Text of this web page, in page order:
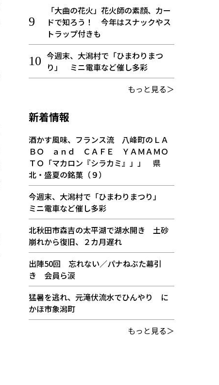
「大曲の花火」花火師の素顔、カー
ドで知ろう！ 今年はスナックやス
トラップ付きも
今週末、大潟村で「ひまわりまつ
り」 ミニ電車など催し多彩
もっと見る＞
新着情報
酒かす風味、フランス流 八峰町のＬＡ
ＢＯ ａｎｄ ＣＡＦＥ ＹＡＭＡＭＯ
ＴＯ「マカロン『シラカミ』」」 県
北・盛夏の銘菓（９）
今週末、大潟村で「ひまわりまつり」
ミニ電車など催し多彩
北秋田市森吉の太平湖で湖水開き 土砂
崩れから復旧、２カ月遅れ
出陣50回 忘れない／パナねぶた幕引
き 会員ら涙
猛暑を逃れ、元滝伏流水でひんやり に
かほ市象潟町
もっと見る＞